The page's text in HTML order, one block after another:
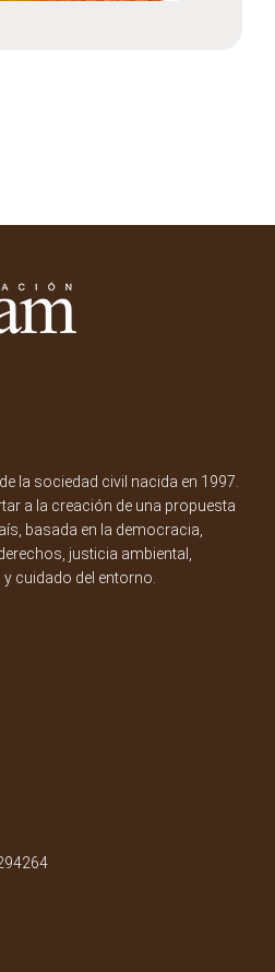
la sociedad civil nacida en 1997.
a la creación de una propuesta
basada en la democracia,
justicia ambiental,
cuidado del entorno.